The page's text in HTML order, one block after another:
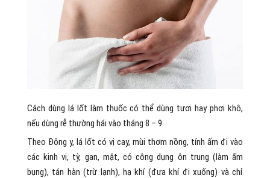
Cách dùng lá lốt làm thuốc có thể dùng tươi hay phơi khô,
nếu dùng rễ thường hái vào tháng 8 – 9.
Theo Đông y, lá lốt có vị cay, mùi thơm nồng, tính ấm đi vào
các kinh vị, tỳ, gan, mật, có công dụng ôn trung (làm ấm
bụng), tán hàn (trừ lạnh), hạ khí (đưa khí đi xuống) và chỉ